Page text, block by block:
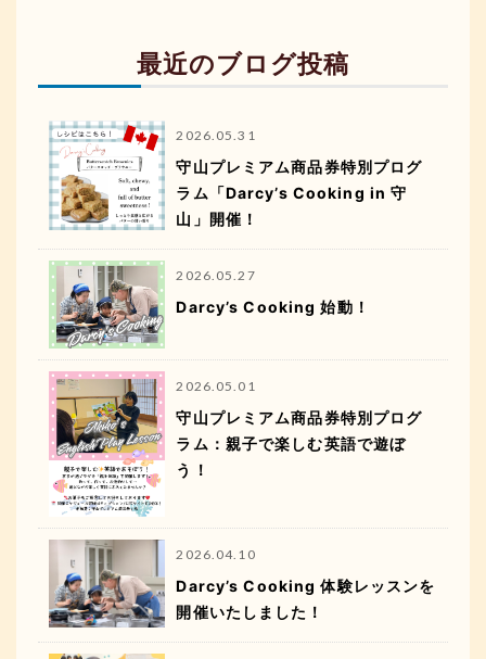
最近のブログ投稿
2026.05.31
守山プレミアム商品券特別プログ
ラム「Darcy’s Cooking in 守
山」開催！
2026.05.27
Darcy’s Cooking 始動！
2026.05.01
守山プレミアム商品券特別プログ
ラム：親子で楽しむ英語で遊ぼ
う！
2026.04.10
Darcy’s Cooking 体験レッスンを
開催いたしました！